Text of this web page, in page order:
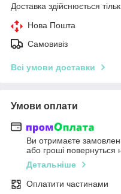
Доставка здійснюється
Нова Пошта
Самовивіз
Всі умови доставки
Умови оплати
Ви отримаєте
або гроші повернуться
Детальніше
Оплатити частинами